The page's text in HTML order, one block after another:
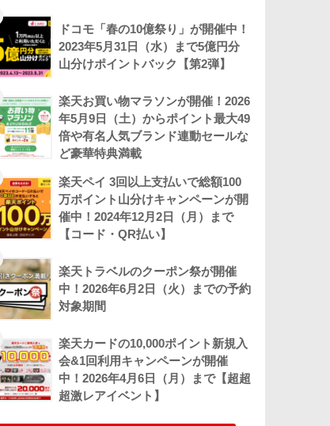
ドコモ「春の10億祭り」が開催中！
2023年5月31日（水）まで5億円分
山分けポイントバック【第2弾】
楽天お買い物マラソンが開催！2026
年5月9日（土）からポイント最大49
倍や有名人気ブランド連動セールな
ど豪華特典満載
楽天ペイ 3回以上支払いで総額100
万ポイント山分けキャンペーンが開
催中！2024年12月2日（月）まで
【コード・QR払い】
楽天トラベルのクーポン祭が開催
中！2026年6月2日（火）までの予約
対象期間
楽天カードの10,000ポイント新規入
会&1回利用キャンペーンが開催
中！2026年4月6日（月）まで【超超
超激レアイベント】